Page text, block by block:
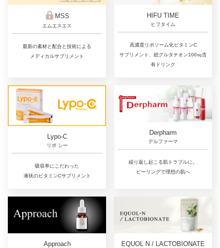
MSS
エムエスエス
最新の素材と配合と技術による
メディカルサプリメント
HIFU TIME
ヒフタイム
高濃度リポソーム化ビタミンC
サプリメント、総グルタチオン100㎎含
有ドリンク
Lypo-C
リポ シー
吸収率にこだわった
液状のビタミンCサプリメント
Derpharm
デルファーマ
繰り返し起こる肌トラブルに。
ピーリングで理想の肌へ
Approach EQUOL N / LACTOBIONATE